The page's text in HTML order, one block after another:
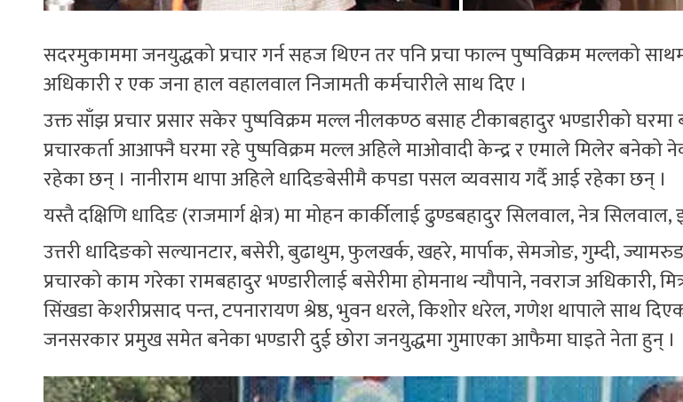
सदरमुकाममा जनयुद्धको प्रचार गर्न सहज थिएन तर पनि प्रचा फाल्न पुष्पविक्रम मल्लको
अधिकारी र एक जना हाल वहालवाल निजामती कर्मचारीले साथ दिए ।
उक्त साँझ प्रचार प्रसार सकेर पुष्पविक्रम मल्ल नीलकण्ठ बसाह टीकाबहादुर भण्डारीको
प्रचारकर्ता आआफ्नै घरमा रहे पुष्पविक्रम मल्ल अहिले माओवादी केन्द्र र एमाले मिलेर बनेको
रहेका छन् । नानीराम थापा अहिले धादिङबेसीमै कपडा पसल व्यवसाय गर्दै आई रहेका छन् ।
यस्तै दक्षिणि धादिङ (राजमार्ग क्षेत्र) मा मोहन कार्कीलाई ढुण्डबहादुर सिलवाल, नेत्र सिलवाल,
उत्तरी धादिङको सल्यानटार, बसेरी, बुढाथुम, फुलखर्क, खहरे, मार्पाक, सेमजोङ, गुम्दी,
प्रचारको काम गरेका रामबहादुर भण्डारीलाई बसेरीमा होमनाथ न्यौपाने, नवराज अधिकारी,
सिंखडा केशरीप्रसाद पन्त, टपनारायण श्रेष्ठ, भुवन धरले, किशोर धरेल, गणेश थापाले साथ
जनसरकार प्रमुख समेत बनेका भण्डारी दुई छोरा जनयुद्धमा गुमाएका आफैमा घाइते नेता हुन् ।